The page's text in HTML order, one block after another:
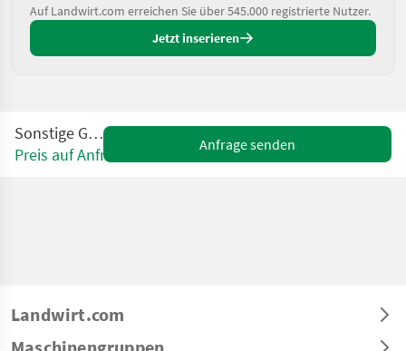
Auf Landwirt.com erreichen Sie über 545.000 registrierte Nutzer.
Jetzt inserieren
Sonstige Gewicht
Preis auf Anfrage
Anfrage senden
Landwirt.com